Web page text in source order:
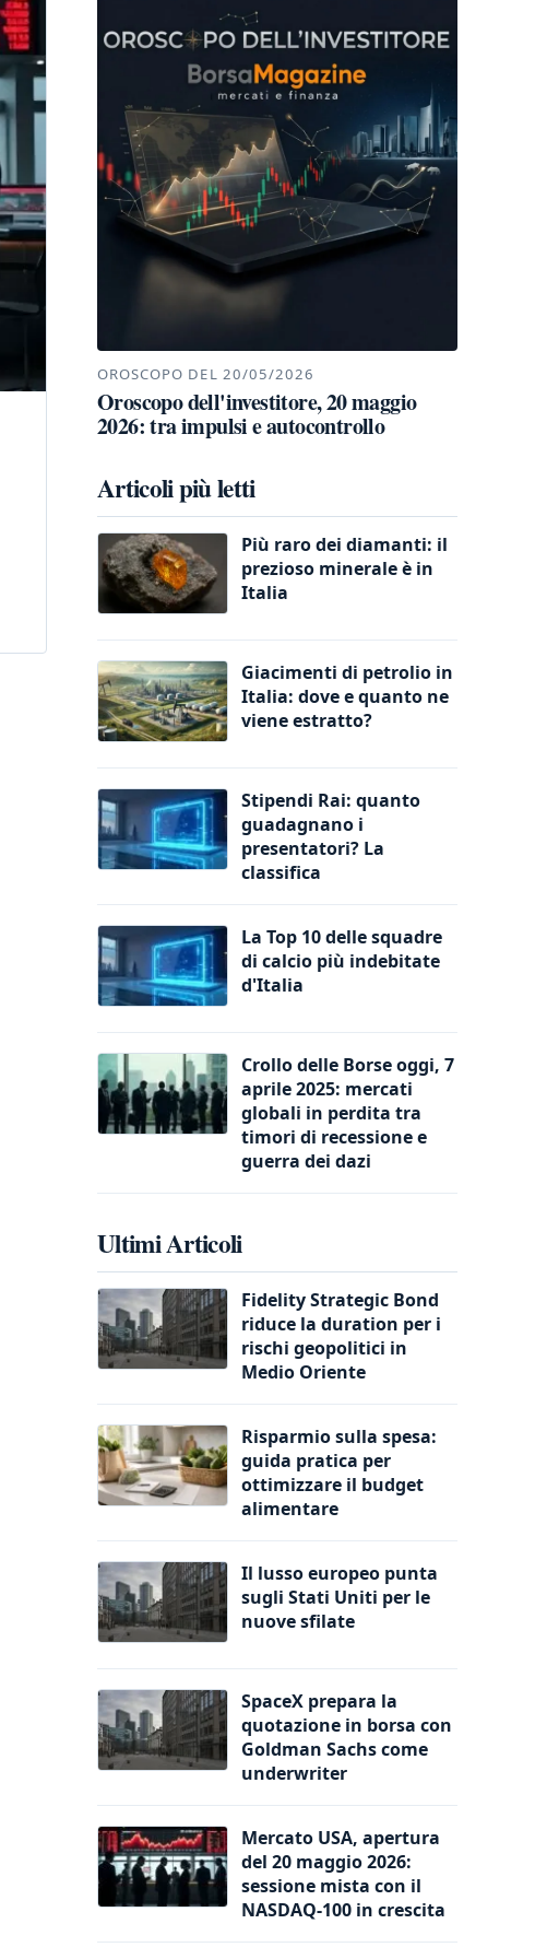
OROSCOPO DEL 20/05/2026
Oroscopo dell'investitore, 20 maggio
2026: tra impulsi e autocontrollo
Articoli più letti
Più raro dei diamanti: il
prezioso minerale è in
Italia
Giacimenti di petrolio in
Italia: dove e quanto ne
viene estratto?
Stipendi Rai: quanto
guadagnano i
presentatori? La
classifica
La Top 10 delle squadre
di calcio più indebitate
d'Italia
Crollo delle Borse oggi, 7
aprile 2025: mercati
globali in perdita tra
timori di recessione e
guerra dei dazi
Ultimi Articoli
Fidelity Strategic Bond
riduce la duration per i
rischi geopolitici in
Medio Oriente
Risparmio sulla spesa:
guida pratica per
ottimizzare il budget
alimentare
Il lusso europeo punta
sugli Stati Uniti per le
nuove sfilate
SpaceX prepara la
quotazione in borsa con
Goldman Sachs come
underwriter
Mercato USA, apertura
del 20 maggio 2026:
sessione mista con il
NASDAQ-100 in crescita